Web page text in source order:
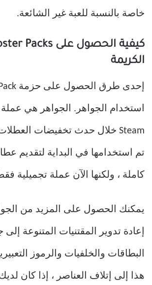
خاصة بالنسبة للعبة غير الشائعة.
الكريمة
استخدام الجواهر. الجواهر هي
تم استخدامها في البداية لتقديم
كاملة ، ولكنها الآن عملة تجميلية
يمكنك الحصول على المزيد من
إعادة تدوير المقتنيات المتنوعة
البطاقات والخلفيات والرموز
هذا إلى إتلاف العناصر ، إذا كان